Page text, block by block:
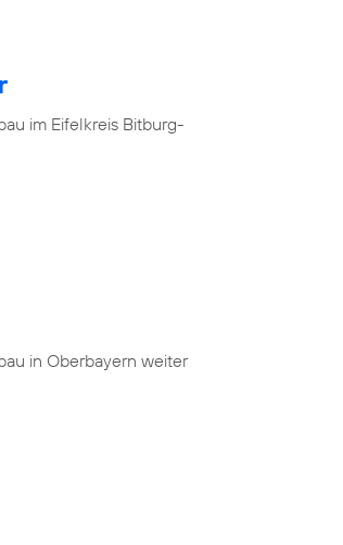
im Eifelkreis Bitburg-
in Oberbayern weiter